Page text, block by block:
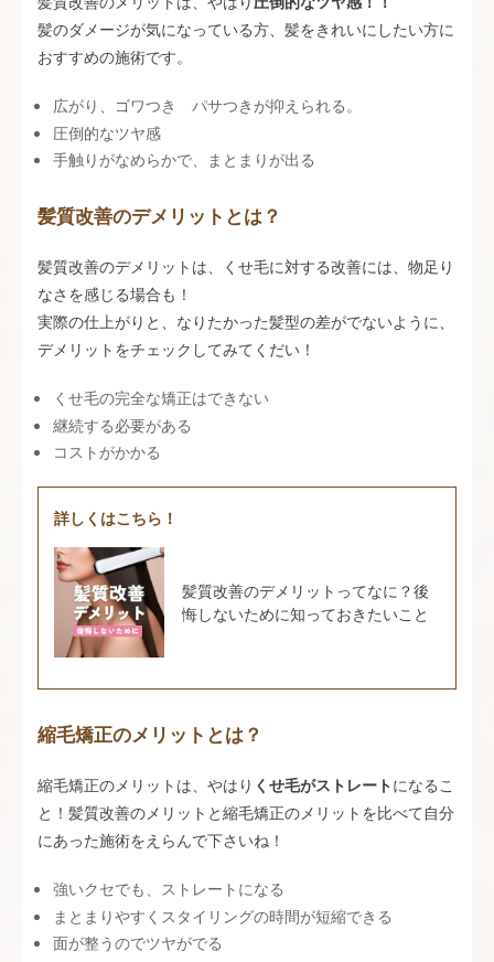
髪のダメージが気になっている方、髪をきれいにしたい方に
おすすめの施術です。
広がり、ゴワつき パサつきが抑えられる。
圧倒的なツヤ感
手触りがなめらかで、まとまりが出る
髪質改善のデメリットとは？
髪質改善のデメリットは、くせ毛に対する改善には、物足り
なさを感じる場合も！
実際の仕上がりと、なりたかった髪型の差がでないように、
デメリットをチェックしてみてくだい！
くせ毛の完全な矯正はできない
継続する必要がある
コストがかかる
詳しくはこちら！
髪質改善のデメリットってなに？後
悔しないために知っておきたいこと
縮毛矯正のメリットとは？
縮毛矯正のメリットは、やはり くせ毛がストレートになるこ
と！髪質改善のメリットと縮毛矯正のメリットを比べて自分
にあった施術をえらんで下さいね！
強いクセでも、ストレートになる
まとまりやすくスタイリングの時間が短縮できる
面が整うのでツヤがでる